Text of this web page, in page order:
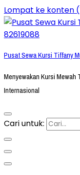
Lompat ke konten
Pusat Sewa Kursi Tiffany
Menyewakan Kursi
Internasional
Cari untuk: